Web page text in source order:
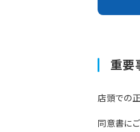
重要
店頭での
同意書に